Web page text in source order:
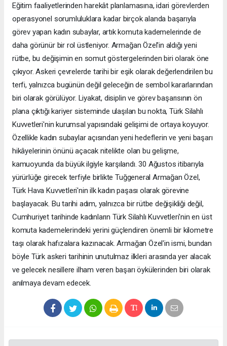
Eğitim faaliyetlerinden harekât planlamasına, idari görevlerden
operasyonel sorumluluklara kadar birçok alanda başarıyla
görev yapan kadın subaylar, artık komuta kademelerinde de
daha görünür bir rol üstleniyor. Armağan Özel'in aldığı yeni
rütbe, bu değişimin en somut göstergelerinden biri olarak öne
çıkıyor. Askeri çevrelerde tarihi bir eşik olarak değerlendirilen bu
terfi, yalnızca bugünün değil geleceğin de sembol kararlarından
biri olarak görülüyor. Liyakat, disiplin ve görev başarısının ön
plana çıktığı kariyer sisteminde ulaşılan bu nokta, Türk Silahlı
Kuvvetleri'nin kurumsal yapısındaki gelişimi de ortaya koyuyor.
Özellikle kadın subaylar açısından yeni hedeflerin ve yeni başarı
hikâyelerinin önünü açacak nitelikte olan bu gelişme,
kamuoyunda da büyük ilgiyle karşılandı. 30 Ağustos itibarıyla
yürürlüğe girecek terfiyle birlikte Tuğgeneral Armağan Özel,
Türk Hava Kuvvetleri'nin ilk kadın paşası olarak görevine
başlayacak. Bu tarihi adım, yalnızca bir rütbe değişikliği değil,
Cumhuriyet tarihinde kadınların Türk Silahlı Kuvvetleri'nin en üst
komuta kademelerindeki yerini güçlendiren önemli bir kilometre
taşı olarak hafızalara kazınacak. Armağan Özel'in ismi, bundan
böyle Türk askeri tarihinin unutulmaz ilkleri arasında yer alacak
ve gelecek nesillere ilham veren başarı öykülerinden biri olarak
anılmaya devam edecek.